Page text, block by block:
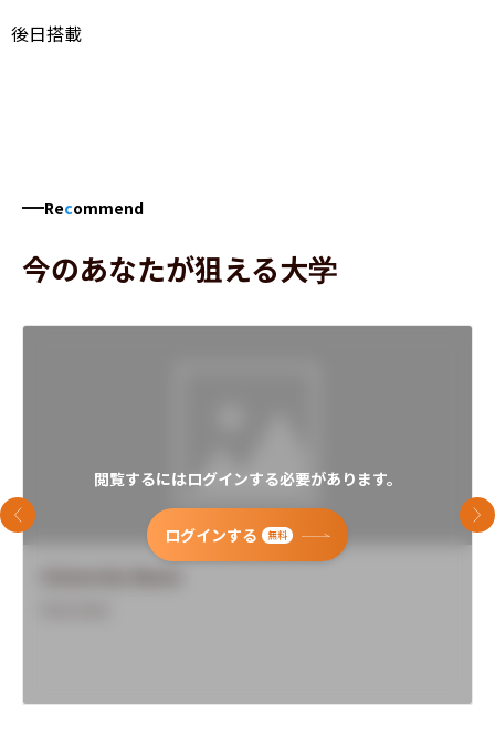
後日搭載
Recommend
今のあなたが狙える大学
閲覧するにはログインする必要があります。
ログインする 無料
前のスライド 次